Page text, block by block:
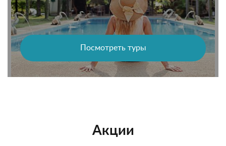
Посмотреть туры
Акции